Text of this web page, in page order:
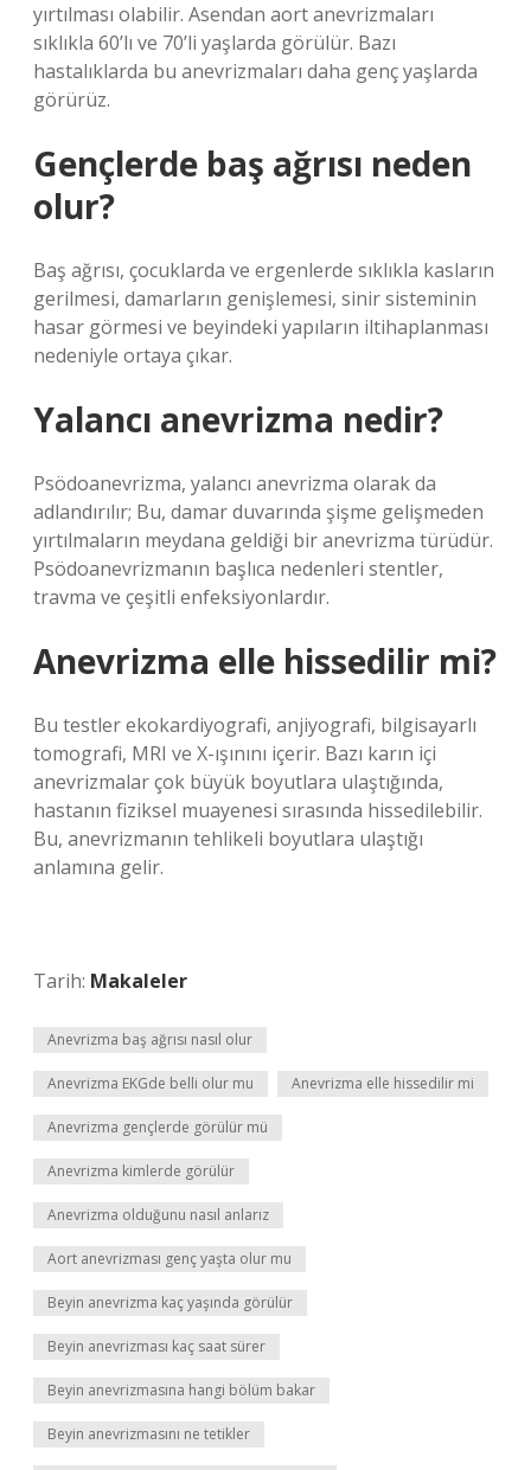
yırtılması olabilir. Asendan aort anevrizmaları
sıklıkla 60’lı ve 70’li yaşlarda görülür. Bazı
hastalıklarda bu anevrizmaları daha genç yaşlarda
görürüz.
Gençlerde baş ağrısı neden
olur?
Baş ağrısı, çocuklarda ve ergenlerde sıklıkla kasların
gerilmesi, damarların genişlemesi, sinir sisteminin
hasar görmesi ve beyindeki yapıların iltihaplanması
nedeniyle ortaya çıkar.
Yalancı anevrizma nedir?
Psödoanevrizma, yalancı anevrizma olarak da
adlandırılır; Bu, damar duvarında şişme gelişmeden
yırtılmaların meydana geldiği bir anevrizma türüdür.
Psödoanevrizmanın başlıca nedenleri stentler,
travma ve çeşitli enfeksiyonlardır.
Anevrizma elle hissedilir mi?
Bu testler ekokardiyografi, anjiyografi, bilgisayarlı
tomografi, MRI ve X-ışınını içerir. Bazı karın içi
anevrizmalar çok büyük boyutlara ulaştığında,
hastanın fiziksel muayenesi sırasında hissedilebilir.
Bu, anevrizmanın tehlikeli boyutlara ulaştığı
anlamına gelir.
Tarih: Makaleler
Anevrizma baş ağrısı nasıl olur
Anevrizma EKGde belli olur mu Anevrizma elle hissedilir mi
Anevrizma gençlerde görülür mü
Anevrizma kimlerde görülür
Anevrizma olduğunu nasıl anlarız
Aort anevrizması genç yaşta olur mu
Beyin anevrizma kaç yaşında görülür
Beyin anevrizması kaç saat sürer
Beyin anevrizmasına hangi bölüm bakar
Beyin anevrizmasını ne tetikler